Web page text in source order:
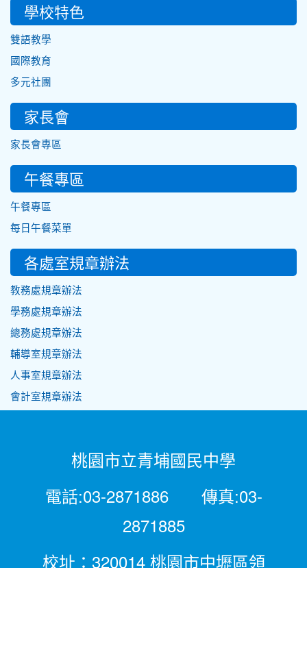
學校特色
雙語教學
國際教育
多元社團
家長會
家長會專區
午餐專區
午餐專區
每日午餐菜單
各處室規章辦法
教務處規章辦法
學務處規章辦法
總務處規章辦法
輔導室規章辦法
人事室規章辦法
會計室規章辦法
桃園市立青埔國民中學
電話:03-2871886 傳真:03-
2871885
校址：320014 桃園市中壢區領